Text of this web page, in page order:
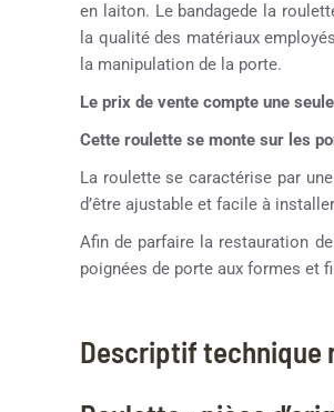
en laiton. Le bandagede la
la qualité des matériaux
la manipulation de la porte.
Le prix de vente compte une
Cette roulette se monte sur les
La roulette se caractérise par
d’être ajustable et facile à
Afin de parfaire la restauration
poignées de porte aux formes et
Descriptif technique